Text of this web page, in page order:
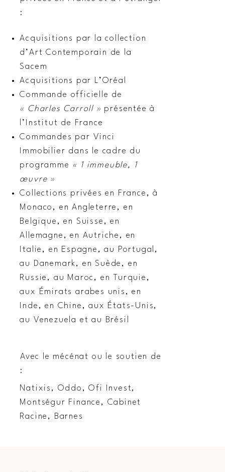
:
Acquisitions par la collection
d’Art Contemporain de la
Sacem
Acquisitions par L’Oréal
Commande officielle de
« Charles Carroll » présentée à
l’Institut de France
Commandes par Vinci
Immobilier dans le cadre du
programme « 1 immeuble, 1
œuvre »
Collections privées en France, à
Monaco, en Angleterre, en
Belgique, en Suisse, en
Allemagne, en Autriche, en
Italie, en Espagne, au Portugal,
au Danemark, en Suède, en
Russie, au Maroc, en Turquie,
aux Émirats arabes unis, en
Inde, en Chine, aux États-Unis,
au Venezuela et au Brésil
Avec le mécénat ou le soutien de
:
Natixis, Oddo, Ofi Invest,
Montségur Finance, Cabinet
Racine, Barnes